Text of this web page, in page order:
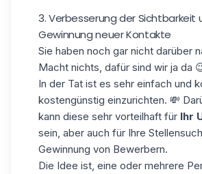
3. Verbesserung der Sichtbarkeit
Gewinnung neuer Kontakte
Sie haben noch gar nicht darüber
Macht nichts, dafür sind wir ja da
In der Tat ist es sehr einfach und
kostengünstig einzurichten. 💸
kann diese sehr vorteilhaft für Ihr
sein, aber auch für Ihre
Gewinnung von Bewerbern.
Die Idee ist, eine oder mehrere